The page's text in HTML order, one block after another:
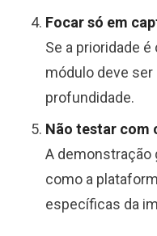
Focar só em
Se a prioridade
módulo deve
profundidade.
Não testar com
A demonstração
como a
específicas da